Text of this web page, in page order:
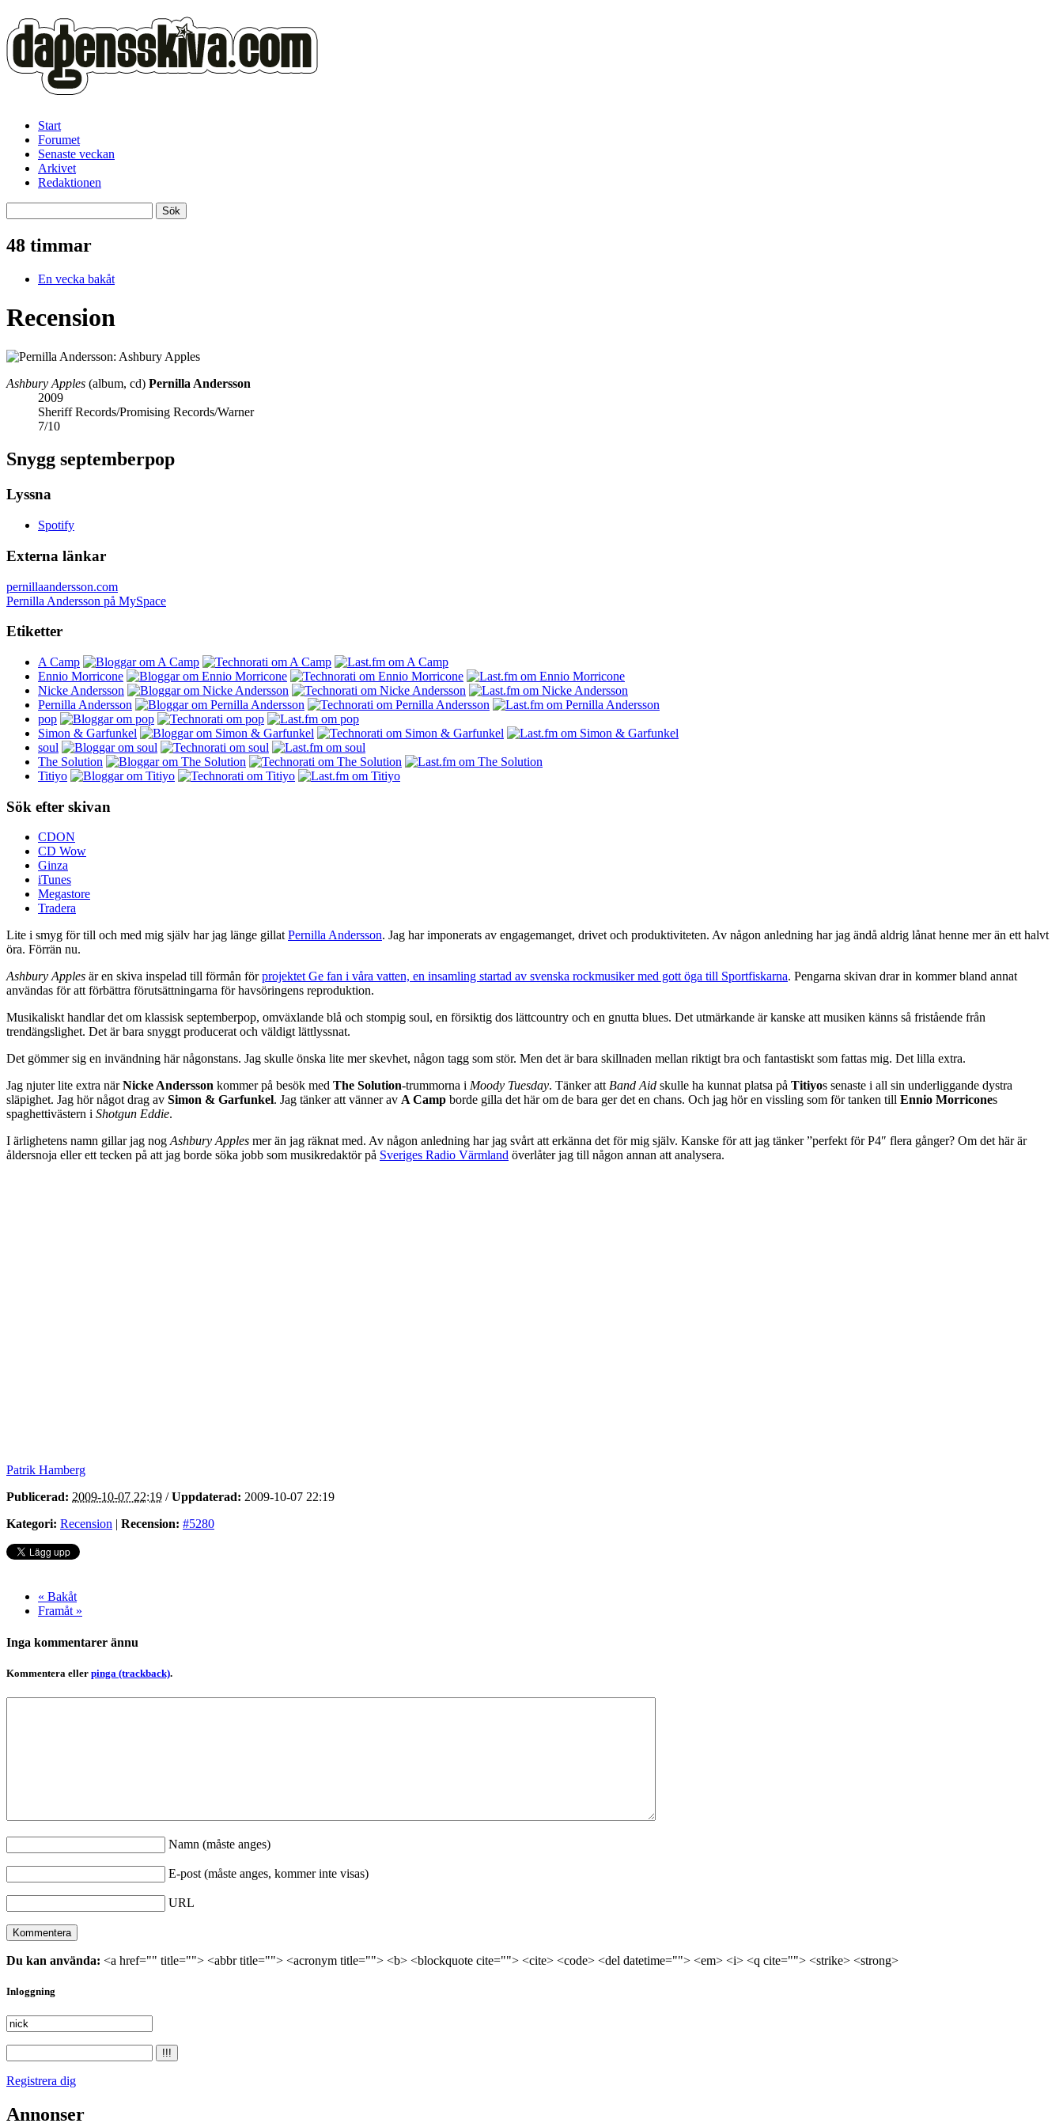
Start
Forumet
Senaste veckan
Arkivet
Redaktionen
48 timmar
En vecka bakåt
Recension
Ashbury Apples (album, cd) Pernilla Andersson
2009
Sheriff Records/Promising Records/Warner
7/10
Snygg septemberpop
Lyssna
Spotify
Externa länkar
pernillaandersson.com
Pernilla Andersson på MySpace
Etiketter
A Camp
Ennio Morricone
Nicke Andersson
Pernilla Andersson
pop
Simon & Garfunkel
soul
The Solution
Titiyo
Sök efter skivan
CDON
CD Wow
Ginza
iTunes
Megastore
Tradera
Lite i smyg för till och med mig själv har jag länge gillatPernilla Andersson. Jag har imponerats av engagemanget, drivet och produktiviteten. Av någon anledning har jag ändå aldrig lånat henne mer än ett halvt
öra. Förrän nu.
Ashbury Apples är en skiva inspelad till förmån förprojektet Ge fan i våra vatten, en insamling startad av svenska rockmusiker med gott öga till Sportfiskarna. Pengarna skivan drar in kommer bland annat
användas för att förbättra förutsättningarna för havsöringens reproduktion.
Musikaliskt handlar det om klassisk septemberpop, omväxlande blå och stompig soul, en försiktig dos lättcountry och en gnutta blues. Det utmärkande är kanske att musiken känns så fristående från
trendängslighet. Det är bara snyggt producerat och väldigt lättlyssnat.
Det gömmer sig en invändning här någonstans. Jag skulle önska lite mer skevhet, någon tagg som stör. Men det är bara skillnaden mellan riktigt bra och fantastiskt som fattas mig. Det lilla extra.
Jag njuter lite extra närNicke Andersson kommer på besök med The Solution-trummorna i Moody Tuesday. Tänker attBand Aid skulle ha kunnat platsa på Titiyos senaste i all sin underliggande dystra
släpighet. Jag hör något drag av Simon & Garfunkel. Jag tänker att vänner av A Camp borde gilla det här om de bara ger det en chans. Och jag hör en vissling som för tanken till Ennio Morricones
spaghettivästern i Shotgun Eddie.
I ärlighetens namn gillar jag nogAshbury Apples mer än jag räknat med. Av någon anledning har jag svårt att erkänna det för mig själv. Kanske för att jag tänker ”perfekt för P4″ flera gånger? Om det här är
åldersnoja eller ett tecken på att jag borde söka jobb som musikredaktör på Sveriges Radio Värmland överlåter jag till någon annan att analysera.
Patrik Hamberg
Publicerad: 2009-10-07 22:19 /Uppdaterad: 2009-10-07 22:19
Kategori: Recension | Recension: #5280
« Bakåt
Framåt »
Inga kommentarer ännu
Kommentera eller pinga (trackback).
Namn (måste anges)
E-post (måste anges, kommer inte visas)
URL
Du kan använda: <a href="" title=""> <abbr title=""> <acronym title=""> <b> <blockquote cite=""> <cite> <code> <del datetime=""> <em> <i> <q cite=""> <strike> <strong>
Inloggning
Registrera dig
Annonser